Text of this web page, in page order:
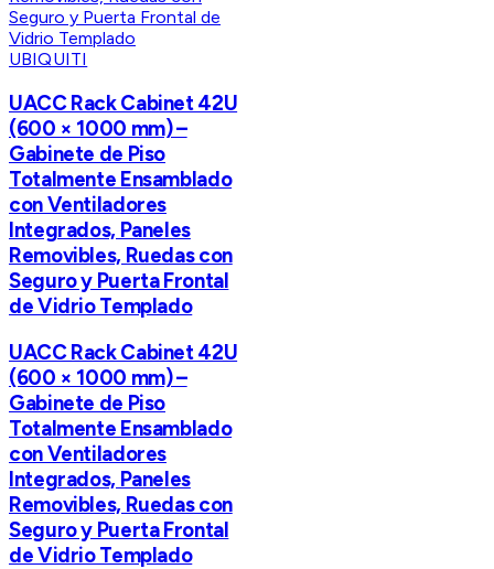
UBIQUITI
UACC Rack Cabinet 42U
(600 × 1000 mm) –
Gabinete de Piso
Totalmente Ensamblado
con Ventiladores
Integrados, Paneles
Removibles, Ruedas con
Seguro y Puerta Frontal
de Vidrio Templado
UACC Rack Cabinet 42U
(600 × 1000 mm) –
Gabinete de Piso
Totalmente Ensamblado
con Ventiladores
Integrados, Paneles
Removibles, Ruedas con
Seguro y Puerta Frontal
de Vidrio Templado